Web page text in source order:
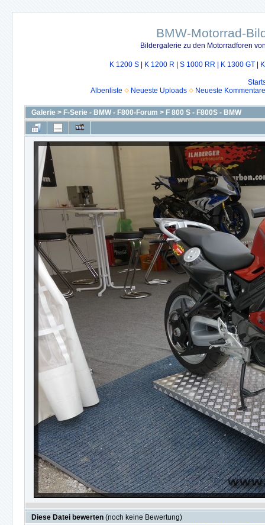
BMW-Motorrad-
Bildergalerie zu den Motorradforen
K 1200 S K 1200 R S 1000 RR K 1300 GT
Albenliste
Neueste Uploads Neueste Kommentare
Galerie > F-Serie - BMW - F800-Forum > F 800 S - F800S - BMW
Diese Datei bewerten (noch keine Bewertung)